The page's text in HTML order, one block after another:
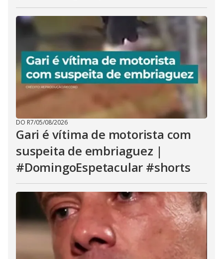
DO R7/05/08/2026
Gari é vítima de motorista com
suspeita de embriaguez |
#DomingoEspetacular #shorts